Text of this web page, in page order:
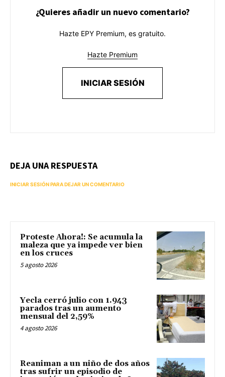
¿Quieres añadir un nuevo comentario?
Hazte EPY Premium, es gratuito.
Hazte Premium
INICIAR SESIÓN
DEJA UNA RESPUESTA
INICIAR SESIÓN PARA DEJAR UN COMENTARIO
Proteste Ahora!: Se acumula la
maleza que ya impede ver bien
en los cruces
5 agosto 2026
Yecla cerró julio con 1.943
parados tras un aumento
mensual del 2,59%
4 agosto 2026
Reaniman a un niño de dos años
tras sufrir un episodio de